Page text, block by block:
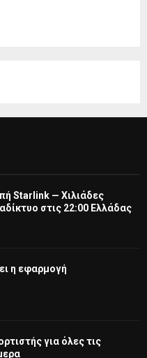
Starlink — Χιλιάδες
στις 22:00 Ελλάδας
η εφαρμογή
για όλες τις